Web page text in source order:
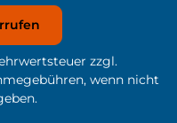
zzgl.
wenn nicht